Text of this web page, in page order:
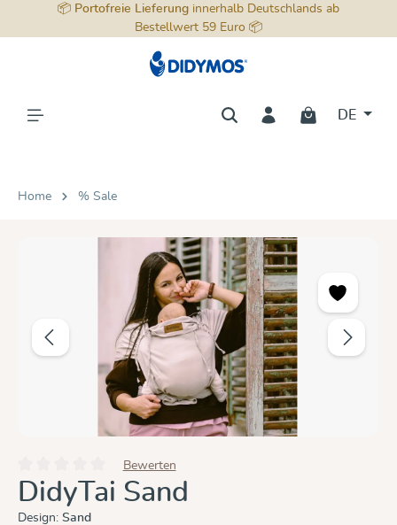
springen
📦 Portofreie Lieferung innerhalb Deutschlands ab
Bestellwert 59 Euro 📦
DE
Home % Sale
Durchschnittliche Bewertung von 0 von 5 Sternen
Bewerten
DidyTai Sand
Design: Sand